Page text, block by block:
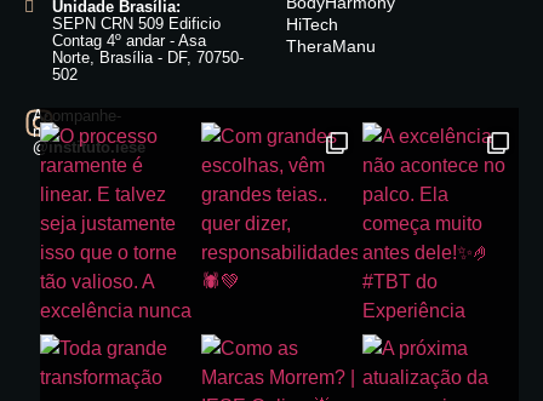
Unidade Brasília:
SEPN CRN 509 Edificio
Contag 4º andar - Asa
Norte, Brasília - DF, 70750-
502
HiTech
TheraManu
Acompanhe-
nos:
@instituto.iese